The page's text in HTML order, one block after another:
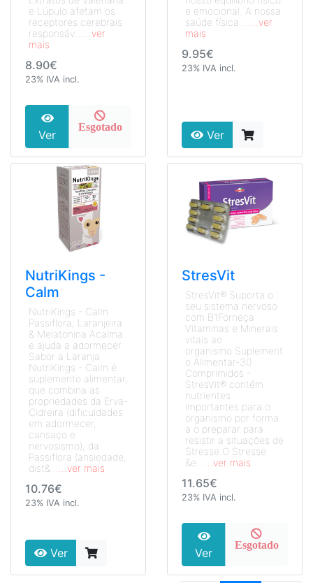
e Lúpulo afetam os
receptores cerebrais
responsáv...
...ver
mais
8.90€
23% IVA incl.
Ver
Esgotado
e emocional. A nossa
saúde física ...
...ver
mais
9.95€
23% IVA incl.
Ver
NutriKings -
Calm
NutriKings - Calm
Passiflora, Laranjeira
& Melatonina Acalma
e ajuda a adormecer
Sabor a Laranja
NutriKings - Calm é
suplemento alimentar,
que combina as
propriedades da Erva-
Cidreira (dificuldades
em adormecer,
cansaço e
nervosismo), da
Passiflora (ansiedade,
dist&...
...ver mais
10.76€
23% IVA incl.
Ver
StresVit
StresVit® Suporta o
seu sistema nervoso
com B1Forneça
Vitaminas e Minerais
vitais ao
organismo.Suplement
o Alimentar-30
Comprimidos -
StresVit® contém
nutrientes
importantes para o
organismo por forma
a o preparar para
resistir a situações de
Stresse.O Stresse
&e...
...ver mais
11.65€
23% IVA incl.
Ver
Esgotado